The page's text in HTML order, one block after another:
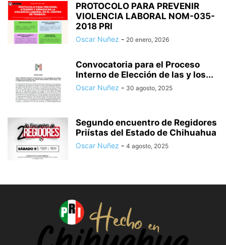
PROTOCOLO PARA PREVENIR
VIOLENCIA LABORAL NOM-035-
2018 PRI
Oscar Nuñez - 20 enero, 2026
Convocatoria para el Proceso
Interno de Elección de las y los...
Oscar Nuñez - 30 agosto, 2025
Segundo encuentro de Regidores
Priístas del Estado de Chihuahua
Oscar Nuñez - 4 agosto, 2025